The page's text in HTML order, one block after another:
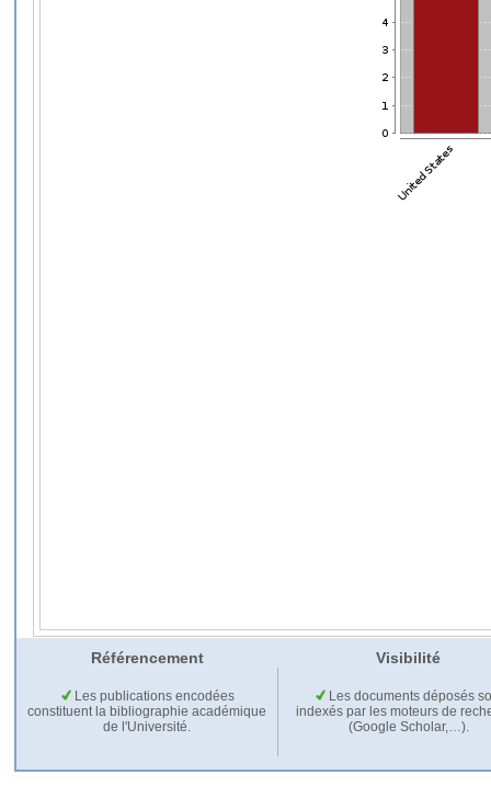
Référencement Visibilité
Les publications encodées
constituent la bibliographie académique
de l'Université.
Les documents déposés
indexés par les moteurs de
(Google Scholar,…).